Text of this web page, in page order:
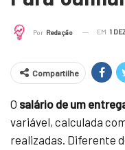
Por Redação EM 1
Compartilhe
O salário de um
variável, calculada
realizadas. Diferente